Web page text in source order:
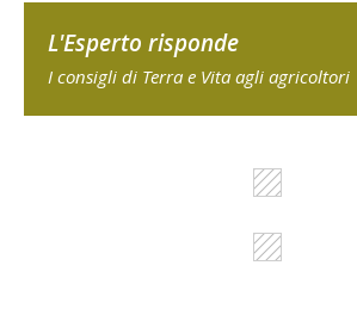
L'Esperto risponde
I consigli di Terra e Vita agli agricoltori